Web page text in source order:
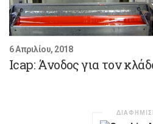
6 Απριλίου, 2018
Icap: Άνοδος για τον